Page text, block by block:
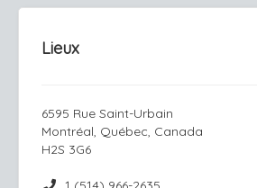
Lieux
6595 Rue Saint-Urbain
Montréal, Québec, Canada
H2S 3G6